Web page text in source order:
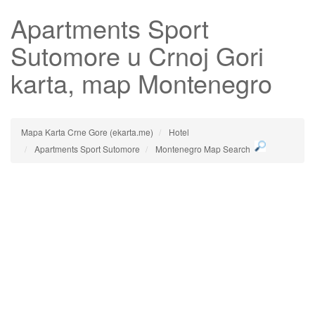
Apartments Sport
Sutomore u Crnoj Gori
karta, map Montenegro
Mapa Karta Crne Gore (ekarta.me)
Hotel
Apartments Sport Sutomore
Montenegro Map Search